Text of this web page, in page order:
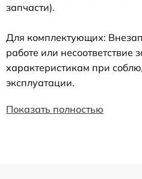
запчасти).
Для комплектующих:
работе или несоответствие
характеристикам при
эксплуатации.
Показать полностью